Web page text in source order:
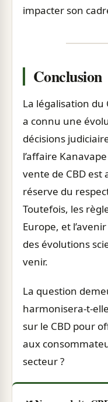
impacter son
Conclusion
La légalisation du
a connu une
décisions
l’affaire
vente de CBD est
réserve du
Toutefois, les
Europe, et
des évolutions
venir.
La question
harmonisera-t-
sur le CBD pour
aux
secteur ?